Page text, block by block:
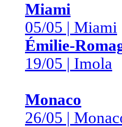
Miami
05/05 | Miami
Émilie-
19/05 | Imola
Monaco
26/05 |